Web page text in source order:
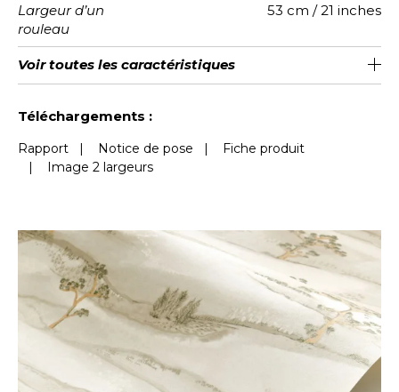
Largeur d’un
rouleau
53 cm / 21 inches
Longueur
Vendu au rouleau de 10.05m / 11
yards
Raccord Raccord sauté 1/2
Rapport
Vertical
64cm / 25 pouces
Poids g/m² 130
Entretien Lavable
Pose colle Encollage du mur
Dépose Arrachage à sec
Norme COV A+
Norme
euroclass
B-s1, d0
Voir toutes les caractéristiques
Téléchargements :
Rapport | Notice de pose |
Fiche produit
| Image 2 largeurs